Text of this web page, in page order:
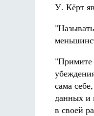
У. Кёрт
"Примите
сама
данных и
в своей